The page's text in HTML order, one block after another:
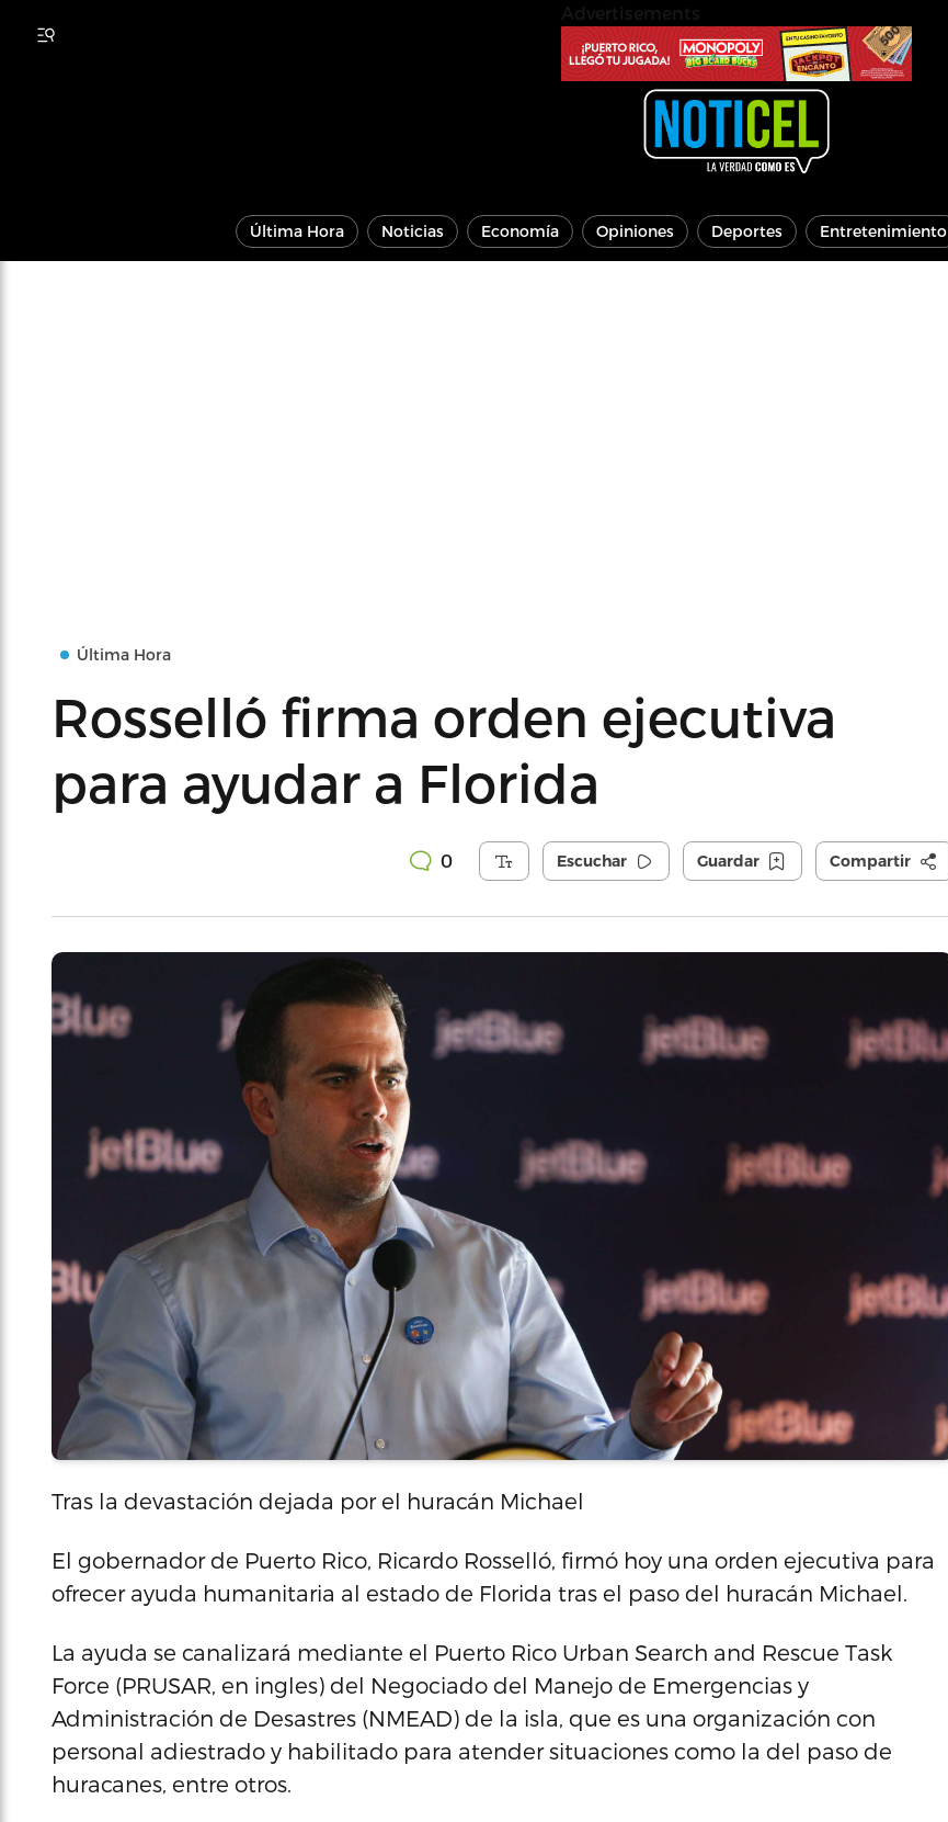
Última Hora Noticias Economía Opiniones Deportes Entretenimiento
Última Hora
Rosselló firma orden ejecutiva
para ayudar a Florida
0 Escuchar Guardar Compartir
Tras la devastación dejada por el huracán Michael
El gobernador de Puerto Rico, Ricardo Rosselló, firmó hoy una orden ejecutiva para
ofrecer ayuda humanitaria al estado de Florida tras el paso del huracán Michael.
La ayuda se canalizará mediante el Puerto Rico Urban Search and Rescue Task
Force (PRUSAR, en ingles) del Negociado del Manejo de Emergencias y
Administración de Desastres (NMEAD) de la isla, que es una organización con
personal adiestrado y habilitado para atender situaciones como la del paso de
huracanes, entre otros.